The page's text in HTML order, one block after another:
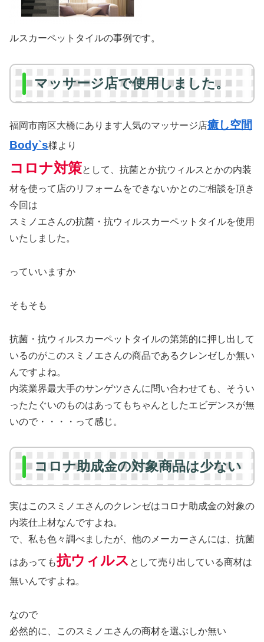
ルスカーペットタイルの事例です。
マッサージ店で使用しました。
福岡市南区大橋にあります人気のマッサージ店癒し空間
Body`s様より
コロナ対策として、抗菌とか抗ウィルスとかの内装
材を使って店のリフォームをできないかとのご相談を頂き
今回は
スミノエさんの抗菌・抗ウィルスカーペットタイルを使用
いたしました。
っていいますか
そもそも
抗菌・抗ウィルスカーペットタイルの第第的に押し出して
いるのがこのスミノエさんの商品であるクレンゼしか無い
んですよね。
内装業界最大手のサンゲツさんに問い合わせても、そうい
ったたぐいのものはあってもちゃんとしたエビデンスが無
いので・・・・って感じ。
コロナ助成金の対象商品は少ない
実はこのスミノエさんのクレンゼはコロナ助成金の対象の
内装仕上材なんですよね。
で、私も色々調べましたが、他のメーカーさんには、抗菌
はあっても抗ウィルス として売り出している商材は
無いんですよね。
なので
必然的に、このスミノエさんの商材を選ぶしか無い